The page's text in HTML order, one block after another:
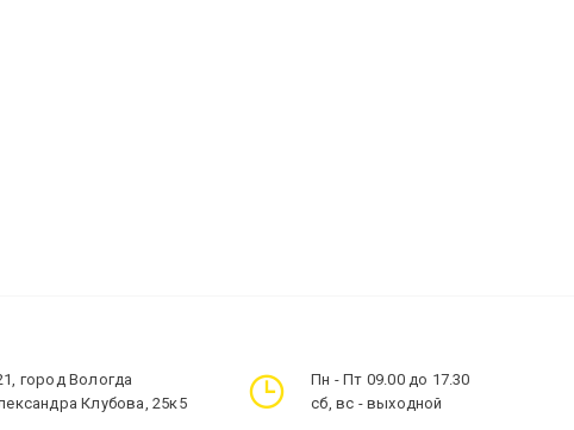
город Вологда
Клубова, 25к5
Пн - Пт 09.00 до 17.30
сб, вс - выходной